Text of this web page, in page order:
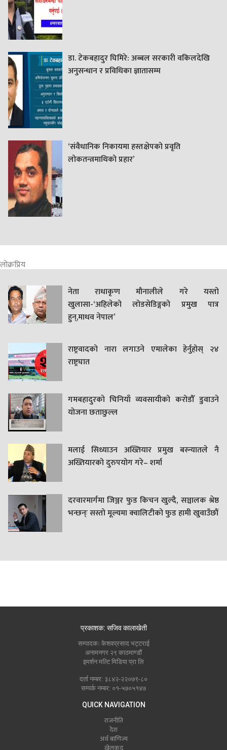
डा. टेकबहादुर घिमिरे: अब्बल सरकारी वकिलदेखि
अनुसन्धान र प्रविधिका ज्ञातासम्म
‘संवैधानिक निकायमा हस्तक्षेपको प्रवृति
लोकतन्त्रमाथिको प्रहार’
लोक्रप्रिय
नेता राधाकृण मौनालीले गरे यस्तो
खुलासा-‘अहिलेको लोडसेडिङ्गको प्रमुख पात्र
हुन्,माधव नेपाल’
राष्ट्रवादको नारा लगाउने एमालेका हेर्नुहोस् २४
राष्ट्रघात
गमबहादुरकाे चिनियाँ व्यवसायीको करोडौँ डुवाउने
याेजना छताछुल्ल
मलाई सिध्याउन अख्तियार प्रमुख बस्न्यातले नै
अख्तियारको दुरुपयोग गरे– शर्मा
दरवारमार्गमा जिञ्जर फुड किचन खुल्दै, सञ्चालक श्रेष्ठ
भन्छन्ः सस्तो मूल्यमा क्वालिटीको फुड हामी खुवाउँछौं
प्रकाशक: सजिव कालाखेती
सम्पादकः केशवप्रसाद भट्टराई
अनामनगर २९ काठमाण्डौं
इमर्शन मल्टि मिडिया प्रा लि
दर्ता नम्बर: ३८४२-२२०७९-८०
सम्पर्क नम्बर: ०१-५७०५१४७
QUICK NAVIGATION
राजनीति
देश
अर्थ बाणिज्य